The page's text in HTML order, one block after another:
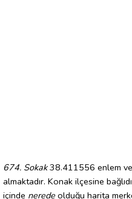
674. Sokak38.411556 enlem
almaktadır. Konak ilçesine
içinde nerede olduğu harita